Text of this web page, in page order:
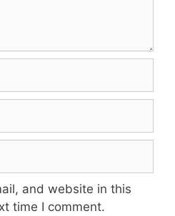
and website in this
time I comment.